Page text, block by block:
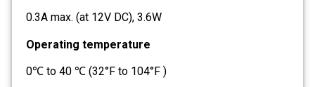
0.3A max. (at 12V DC), 3.6W
Operating temperature
0℃ to 40 ℃ (32°F to 104°F )